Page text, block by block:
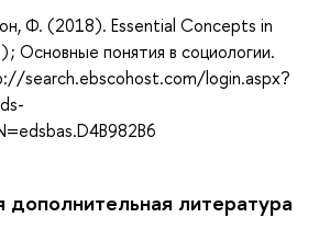
Ф. (2018). Essential Concepts in
Основные понятия в социологии.
search.ebscohost.com/login.aspx?
литература